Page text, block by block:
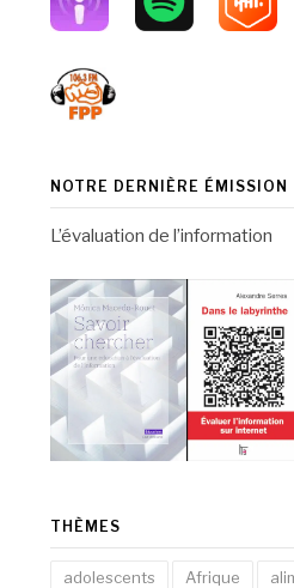
NOTRE DERNIÈRE ÉMISSION
L’évaluation de l’information
THÈMES
adolescents Afrique